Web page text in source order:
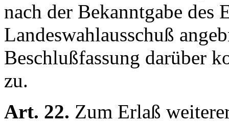
nach der Bekanntgabe des
Landeswahlausschuß
Beschlußfassung darüber
zu.
Art. 22. Zum Erlaß